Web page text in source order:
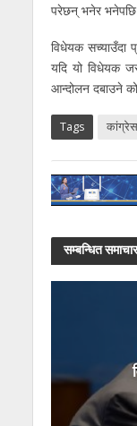
परेछन् भनेर
विधेयक सच्याउँदा
यदि यो विधेयक
आन्दोलन दबाउने
Tags
सम्बन्धित समाचार